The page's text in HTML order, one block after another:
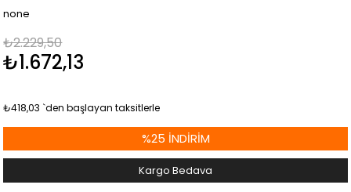
none
₺2.229,50
₺1.672,13
₺418,03 `den başlayan taksitlerle
%25 İNDIRIM
Kargo Bedava